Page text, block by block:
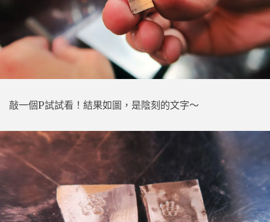
敲一個P試試看！結果如圖，是陰刻的文字～